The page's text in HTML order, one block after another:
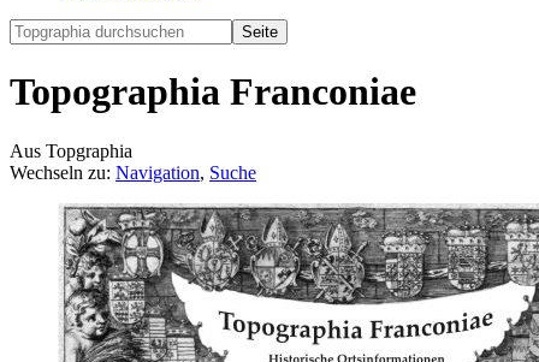
Topographia Franconiae
Aus Topgraphia
Wechseln zu: Navigation, Suche